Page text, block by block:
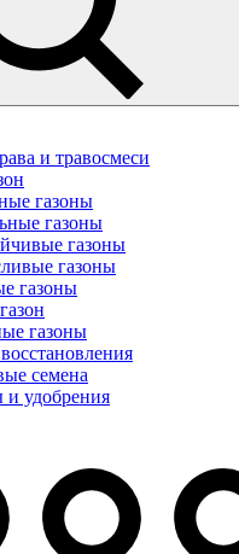
и травосмеси
газоны
газоны
газоны
газоны
газоны
газоны
семена
и удобрения